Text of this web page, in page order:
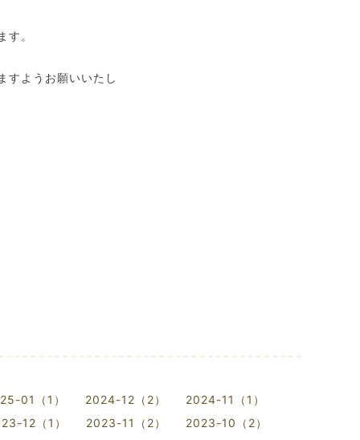
。
すようお願いいたし
01（1） 2024-12（2）
2024-11（1）
12（1） 2023-11（2）
2023-10（2）